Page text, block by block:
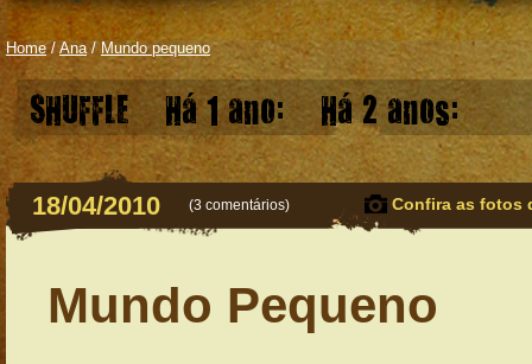
Home/ Ana/ Mundo pequeno
SHUFFLE Há 1 ano: Há 2 anos:
18/04/2010 (3 comentários) Confira as fotos
Mundo Pequeno